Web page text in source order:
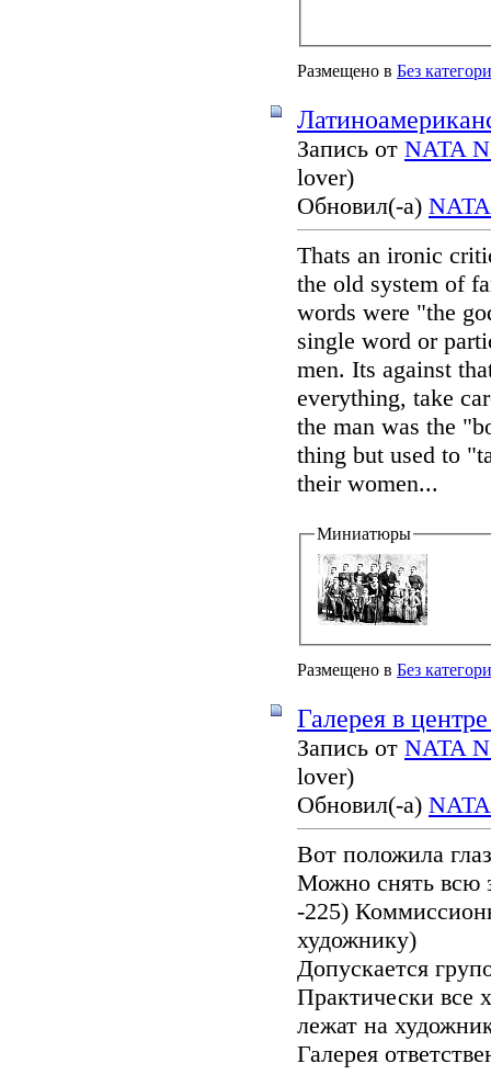
Размещено в Без
Запись от NATA
lover)
Обновил(-а)
Thats an ironic
the old system of
words were "the
single word or
men. Its against
everything, take
the man was the
thing but used to
their women...
Миниатюры
Размещено в Без
Галерея в
Запись от NATA
lover)
Обновил(-а)
Вот положила
Можно снять всю
-225)
художнику)
Допускается
Практически
лежат на
Галерея